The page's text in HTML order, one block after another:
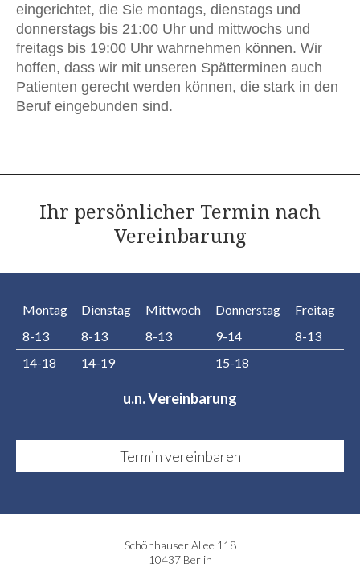
eingerichtet, die Sie montags, dienstags und
donnerstags bis 21:00 Uhr und mittwochs und
freitags bis 19:00 Uhr wahrnehmen können. Wir
hoffen, dass wir mit unseren Spätterminen auch
Patienten gerecht werden können, die stark in den
Beruf eingebunden sind.
Ihr persönlicher Termin nach
Vereinbarung
Montag Dienstag Mittwoch Donnerstag
Freitag
8-13
8-13 8-13 9-14
8-13
14-18
14-19 15-18
u.n. Vereinbarung
Termin vereinbaren
Schönhauser Allee 118
10437 Berlin